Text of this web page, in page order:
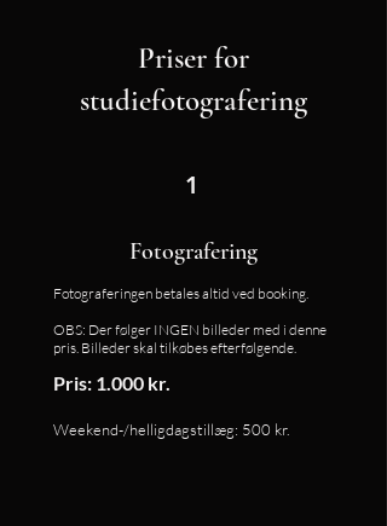
Priser for
studiefotografering
1
Fotografering
Fotograferingen betales altid ved booking.
OBS: Der følger INGEN billeder med i denne
pris. Billeder skal tilkøbes efterfølgende.
Pris: 1.000 kr.
Weekend-/helligdagstillæg: 500 kr.